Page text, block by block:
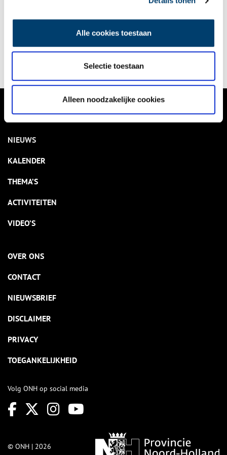
Alle cookies toestaan
Selectie toestaan
Alleen noodzakelijke cookies
Delen
NIEUWS
KALENDER
THEMA’S
ACTIVITEITEN
VIDEO’S
OVER ONS
CONTACT
NIEUWSBRIEF
DISCLAIMER
PRIVACY
TOEGANKELIJKHEID
Volg ONH op social media
© ONH | 2026